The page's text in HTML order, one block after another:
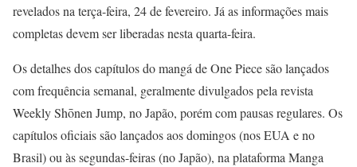
revelados na terça-feira, 24 de fevereiro. Já as informações mais
completas devem ser liberadas nesta quarta-feira.
Os detalhes dos capítulos do mangá de One Piece são lançados
com frequência semanal, geralmente divulgados pela revista
Weekly Shōnen Jump, no Japão, porém com pausas regulares. Os
capítulos oficiais são lançados aos domingos (nos EUA e no
Brasil) ou às segundas-feiras (no Japão), na plataforma Manga